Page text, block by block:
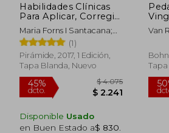
Habilidades Clínicas
Para Aplicar, Corregir
e Interpretar las
Escalas de
Inteligencia de
Wechsler
Maria Forns I Santacana;
Juan Antonio Amador
Campos
(1)
Pirámide, 2017, 1 Edición,
Tapa Blanda, Nuevo
Disponible Usado
en Buen Estado a$ 830
Van